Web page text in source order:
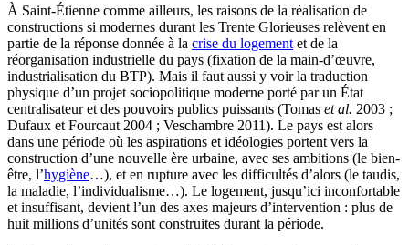
À Saint-Étienne comme ailleurs, les raisons de la réalisation de
constructions si modernes durant les Trente Glorieuses relèvent en
partie de la réponse donnée à la crise du logement et de la
réorganisation industrielle du pays (fixation de la main-d’œuvre,
industrialisation du BTP). Mais il faut aussi y voir la traduction
physique d’un projet sociopolitique moderne porté par un État
centralisateur et des pouvoirs publics puissants (Tomas et al. 2003 ;
Dufaux et Fourcaut 2004 ; Veschambre 2011). Le pays est alors
dans une période où les aspirations et idéologies portent vers la
construction d’une nouvelle ère urbaine, avec ses ambitions (le bien-
être, l’hygiène…), et en rupture avec les difficultés d’alors (le taudis,
la maladie, l’individualisme…). Le logement, jusqu’ici inconfortable
et insuffisant, devient l’un des axes majeurs d’intervention : plus de
huit millions d’unités sont construites durant la période.